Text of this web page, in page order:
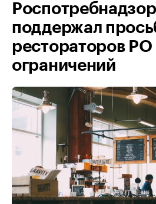
поддержал
рестораторов РО
ограничений